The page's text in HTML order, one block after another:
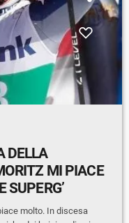
MI PIACE
SUPERG’
molto. In discesa